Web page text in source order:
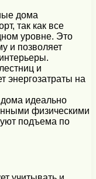
дома
так как все
уровне. Это
и позволяет
и
энергозатраты на
идеально
физическими
подъема по